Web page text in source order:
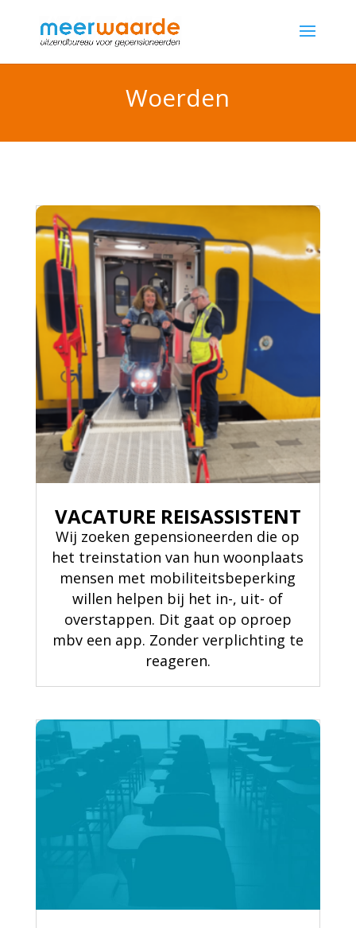
Woerden
VACATURE REISASSISTENT
Wij zoeken gepensioneerden die op
het treinstation van hun woonplaats
mensen met mobiliteitsbeperking
willen helpen bij het in-, uit- of
overstappen. Dit gaat op oproep
mbv een app. Zonder verplichting te
reageren.